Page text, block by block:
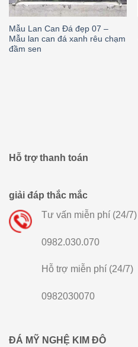
Mẫu Lan Can Đá đẹp 07 –
Mẫu lan can đá xanh rêu chạm
đầm sen
Hỗ trợ thanh toán
giải đáp thắc mắc
Tư vấn miễn phí (24/7)
0982.030.070
Hỗ trợ miễn phí (24/7)
0982030070
ĐÁ MỸ NGHỆ KIM ĐÔ